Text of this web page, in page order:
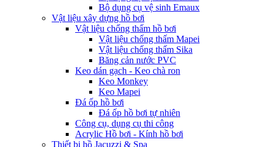
Bộ dụng cụ vệ sinh Emaux
Vật liệu xây dựng hồ bơi
Vật liệu chống thấm hồ bơi
Vật liệu chống thấm Mapei
Vật liệu chống thấm Sika
Băng cản nước PVC
Keo dán gạch - Keo chà ron
Keo Monkey
Keo Mapei
Đá ốp hồ bơi
Đá ốp hồ bơi tự nhiên
Công cụ, dụng cụ thi công
Acrylic Hồ bơi - Kính hồ bơi
Thiết bị hồ Jacuzzi & Spa